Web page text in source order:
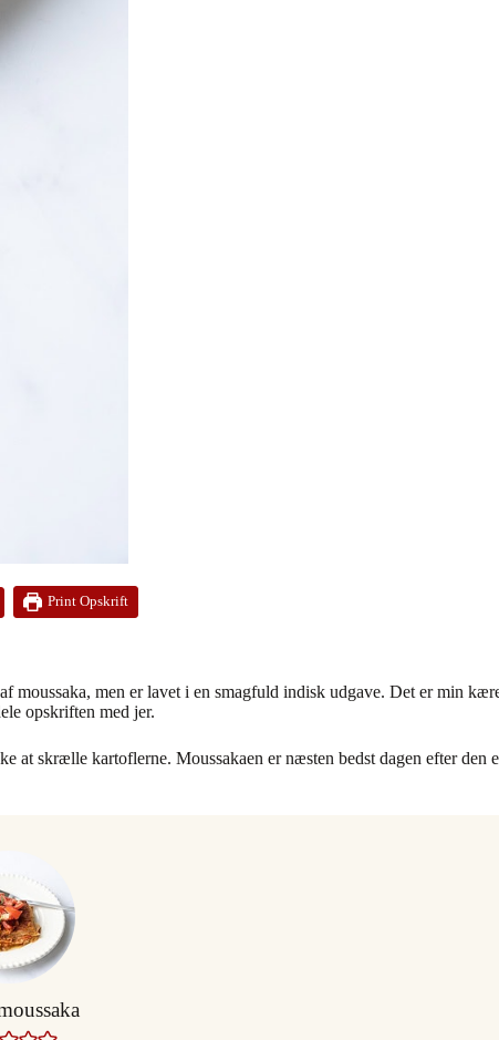
Print Opskrift
moussaka, men er lavet i en smagfuld indisk udgave. Det er min
opskriften med jer.
skrælle kartoflerne. Moussakaen er næsten bedst dagen efter den